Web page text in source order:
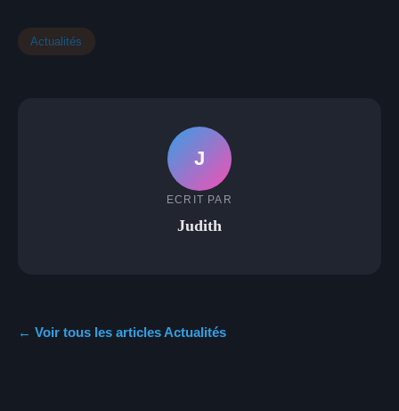
Actualités
J
ECRIT PAR
Judith
← Voir tous les articles Actualités